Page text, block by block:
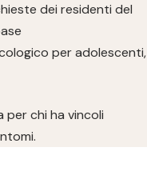
dei residenti del
per adolescenti,
chi ha vincoli